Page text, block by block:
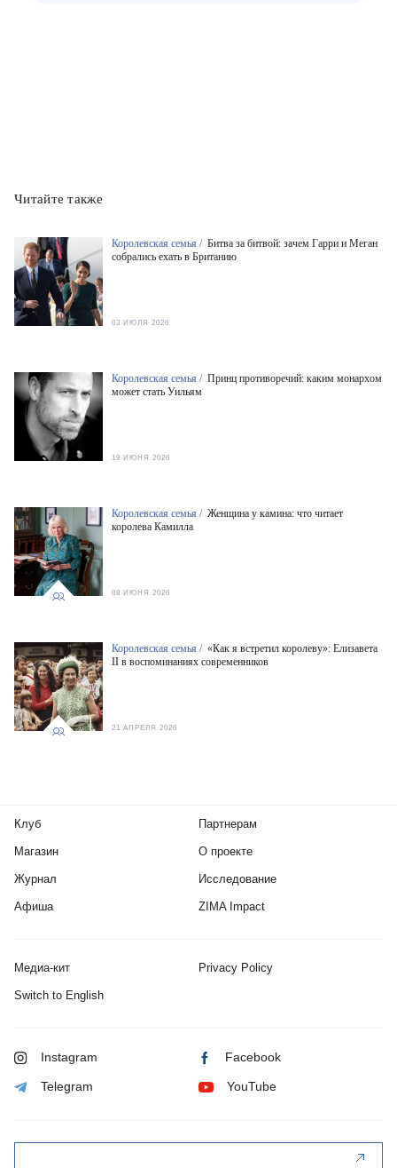
Читайте также
Королевская семья / Битва за битвой: зачем Гарри и Меган
собрались ехать в Британию
03 ИЮЛЯ 2026
Королевская семья / Принц противоречий: каким монархом
может стать Уильям
19 ИЮНЯ 2026
Королевская семья / Женщина у камина: что читает
королева Камилла
08 ИЮНЯ 2026
Королевская семья / «Как я встретил королеву»: Елизавета
II в воспоминаниях современников
21 АПРЕЛЯ 2026
Клуб
Магазин
Журнал
Афиша
Партнерам
О проекте
Исследование
ZIMA Impact
Медиа-кит Privacy Policy
Switch to English
Instagram Facebook
Telegram YouTube